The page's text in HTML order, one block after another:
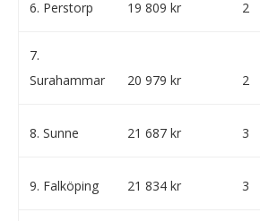
6. Perstorp 19 809 kr 2
7.
Surahammar
20 979 kr 2
8. Sunne 21 687 kr 3
9. Falköping 21 834 kr 3